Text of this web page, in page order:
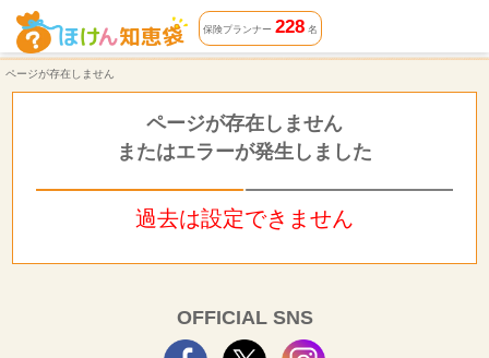
ページが存在しません | ほけん知恵袋
保険プランナー 228名
ページが存在しません
ページが存在しません
またはエラーが発生しました
過去は設定できません
OFFICIAL SNS